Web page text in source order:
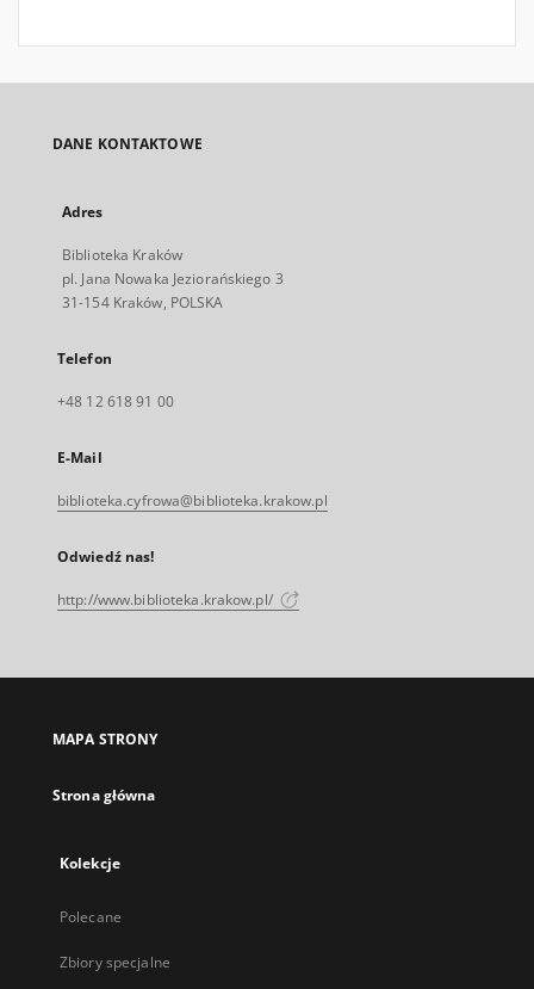
DANE KONTAKTOWE
Adres
Biblioteka Kraków
pl. Jana Nowaka Jeziorańskiego 3
31-154 Kraków, POLSKA
Telefon
+48 12 618 91 00
E-Mail
biblioteka.cyfrowa@biblioteka.krakow.pl
Odwiedź nas!
http://www.biblioteka.krakow.pl/
MAPA STRONY
Strona główna
Kolekcje
Polecane
Zbiory specjalne